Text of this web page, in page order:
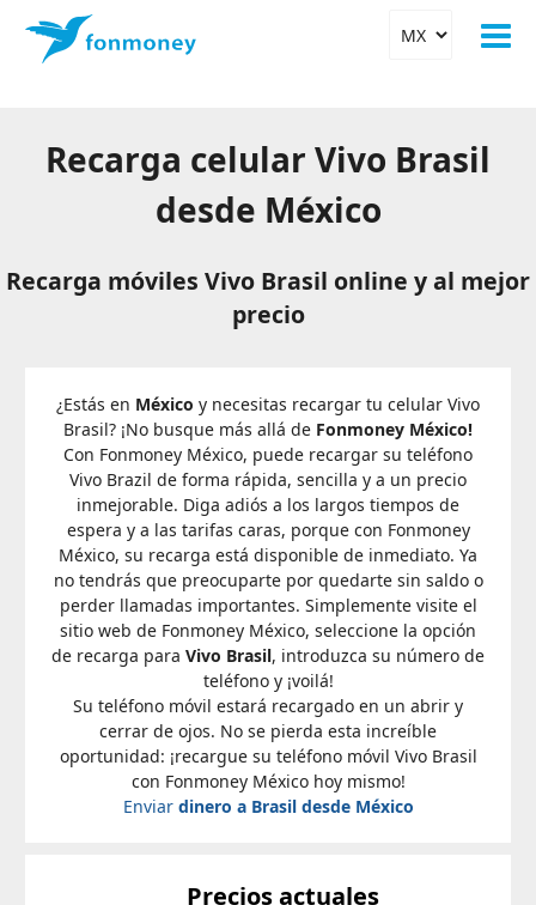
Recarga celular Vivo Brasil
desde México
Recarga móviles Vivo Brasil online y al mejor
precio
¿Estás en México y necesitas recargar tu celular Vivo
Brasil? ¡No busque más allá de Fonmoney México!
Con Fonmoney México, puede recargar su teléfono
Vivo Brazil de forma rápida, sencilla y a un precio
inmejorable. Diga adiós a los largos tiempos de
espera y a las tarifas caras, porque con Fonmoney
México, su recarga está disponible de inmediato. Ya
no tendrás que preocuparte por quedarte sin saldo o
perder llamadas importantes. Simplemente visite el
sitio web de Fonmoney México, seleccione la opción
de recarga para Vivo Brasil, introduzca su número de
teléfono y ¡voilá!
Su teléfono móvil estará recargado en un abrir y
cerrar de ojos. No se pierda esta increíble
oportunidad: ¡recargue su teléfono móvil Vivo Brasil
con Fonmoney México hoy mismo!
Enviardinero a Brasil desde México
Precios actuales